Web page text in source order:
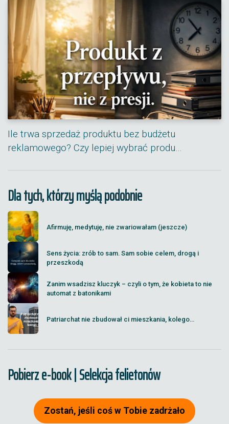
Ile trwa sprzedaż produktu bez budżetu
reklamowego? Czy lepiej wybrać produ…
Dla tych, którzy myślą podobnie
Afirmuję, medytuję, nie zwariowałam (jeszcze)
Sens życia: zrób to sam. Sam sobie celem, drogą i
przeszkodą
Zanim wsadzisz kluczyk – czyli o tym, że kobieta to nie
automat z batonikami
Patriarchat nie zbudował ci mieszkania, kolego...
Pobierz e-book | Selekcja felietonów
Zostań, jeśli coś w Tobie zadrżało